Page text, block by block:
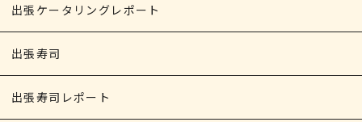
出張ケータリングレポート
出張寿司
出張寿司レポート